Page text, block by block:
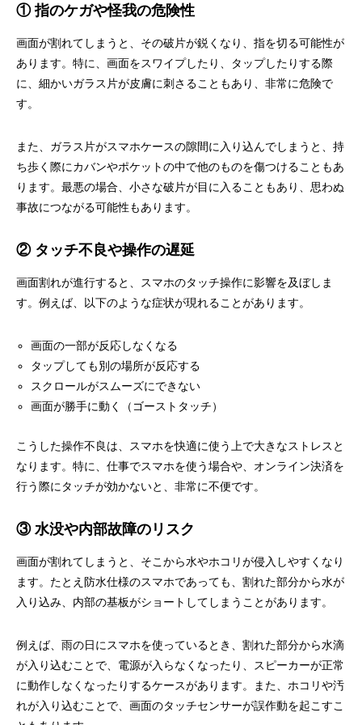
① 指のケガや怪我の危険性
画面が割れてしまうと、その破片が鋭くなり、指を切る可能性が
あります。特に、画面をスワイプしたり、タップしたりする際
に、細かいガラス片が皮膚に刺さることもあり、非常に危険で
す。
また、ガラス片がスマホケースの隙間に入り込んでしまうと、持
ち歩く際にカバンやポケットの中で他のものを傷つけることもあ
ります。最悪の場合、小さな破片が目に入ることもあり、思わぬ
事故につながる可能性もあります。
② タッチ不良や操作の遅延
画面割れが進行すると、スマホのタッチ操作に影響を及ぼしま
す。例えば、以下のような症状が現れることがあります。
画面の一部が反応しなくなる
タップしても別の場所が反応する
スクロールがスムーズにできない
画面が勝手に動く（ゴーストタッチ）
こうした操作不良は、スマホを快適に使う上で大きなストレスと
なります。特に、仕事でスマホを使う場合や、オンライン決済を
行う際にタッチが効かないと、非常に不便です。
③ 水没や内部故障のリスク
画面が割れてしまうと、そこから水やホコリが侵入しやすくなり
ます。たとえ防水仕様のスマホであっても、割れた部分から水が
入り込み、内部の基板がショートしてしまうことがあります。
例えば、雨の日にスマホを使っているとき、割れた部分から水滴
が入り込むことで、電源が入らなくなったり、スピーカーが正常
に動作しなくなったりするケースがあります。また、ホコリや汚
れが入り込むことで、画面のタッチセンサーが誤作動を起こすこ